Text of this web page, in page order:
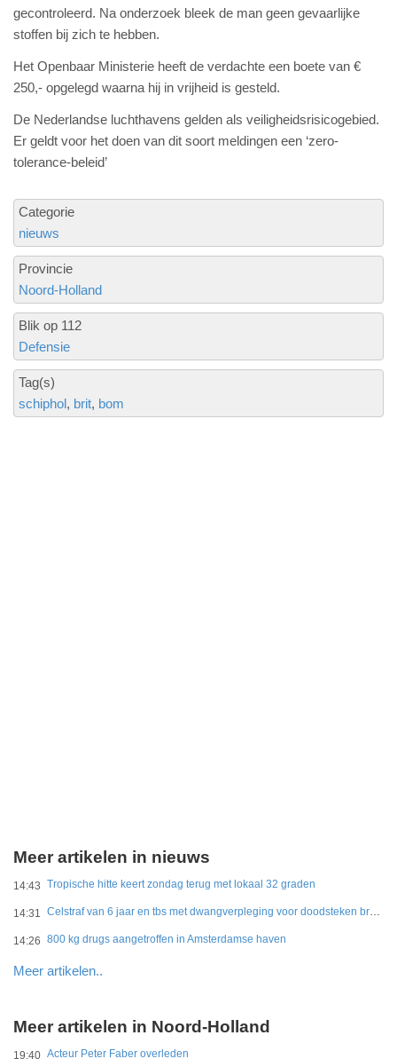
gecontroleerd. Na onderzoek bleek de man geen gevaarlijke
stoffen bij zich te hebben.
Het Openbaar Ministerie heeft de verdachte een boete van €
250,- opgelegd waarna hij in vrijheid is gesteld.
De Nederlandse luchthavens gelden als veiligheidsrisicogebied.
Er geldt voor het doen van dit soort meldingen een ‘zero-
tolerance-beleid’
Categorie
nieuws
Provincie
Noord-Holland
Blik op 112
Defensie
Tag(s)
schiphol brit bom
Meer artikelen in nieuws
14:43 Tropische hitte keert zondag terug met lokaal 32 graden
14:31 Celstraf van 6 jaar en tbs met dwangverpleging voor doodsteken broer in Gouda
14:26 800 kg drugs aangetroffen in Amsterdamse haven
Meer artikelen..
Meer artikelen in Noord-Holland
19:40 Acteur Peter Faber overleden